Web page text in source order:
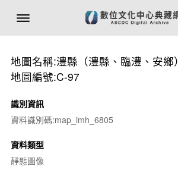
地圖名稱:澧縣（澧縣、臨澧、安鄉）
地圖編號:C-97
識別資訊
資料識別碼:map_imh_6805
資料類型
靜態圖像